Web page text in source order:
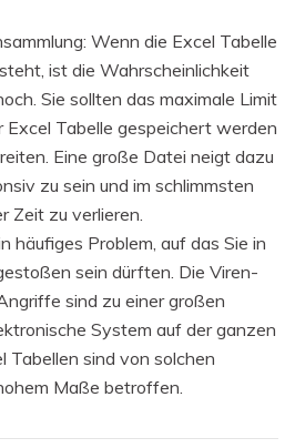
Wenn die Excel Tabelle
ist die Wahrscheinlichkeit
Sie sollten das maximale Limit
Excel Tabelle gespeichert werden
Eine große Datei neigt dazu
zu sein und im schlimmsten
Zeit zu verlieren.
häufiges Problem, auf das Sie in
sein dürften. Die Viren-
sind zu einer großen
System auf der ganzen
Tabellen sind von solchen
Maße betroffen.